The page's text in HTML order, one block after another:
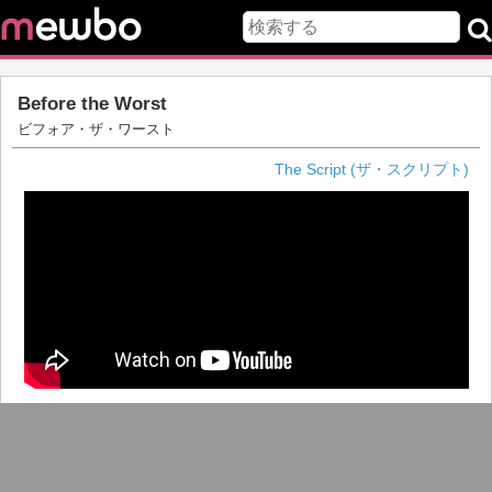
Before the Worst
ビフォア・ザ・ワースト
The Script (ザ・スクリプト)